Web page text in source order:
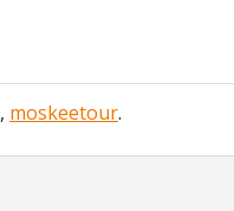
, moskeetour.